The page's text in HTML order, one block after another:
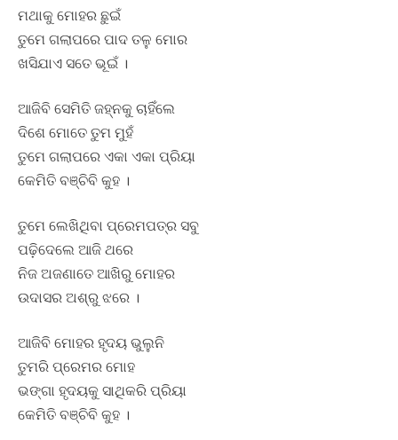
ମଥାକୁ ମୋହର ଛୁଇଁ
ତୁମେ ଗଲାପରେ ପାଦ ତଳୁ ମୋର
ଖସିଯାଏ ସତେ ଭୂଇଁ ।
ଆଜିବି ସେମିତି ଜହ୍ନକୁ ଚାହିଁଲେ
ଦିଶେ ମୋତେ ତୁମ ମୁହଁ
ତୁମେ ଗଲାପରେ ଏକା ଏକା ପ୍ରିୟା
କେମିତି ବଞ୍ଚିବି କୁହ ।
ତୁମେ ଲେଖିଥିବା ପ୍ରେମପତ୍ର ସବୁ
ପଢ଼ିଦେଲେ ଆଜି ଥରେ
ନିଜ ଅଜଣାତେ ଆଖିରୁ ମୋହର
ଉଦାସର ଅଶ୍ରୁ ଝରେ ।
ଆଜିବି ମୋହର ହୃଦୟ ଭୁଲୁନି
ତୁମରି ପ୍ରେମର ମୋହ
ଭଙ୍ଗା ହୃଦୟକୁ ସାଥିକରି ପ୍ରିୟା
କେମିତି ବଞ୍ଚିବି କୁହ ।